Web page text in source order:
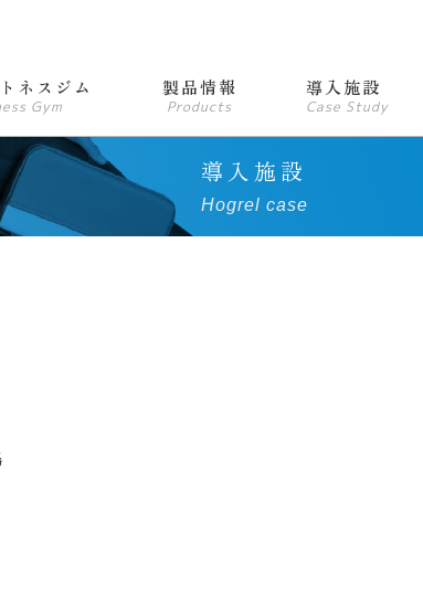
ネスジム
Gym
製品情報
Products
導入施設
Case Study
導入施設
Hogrel case